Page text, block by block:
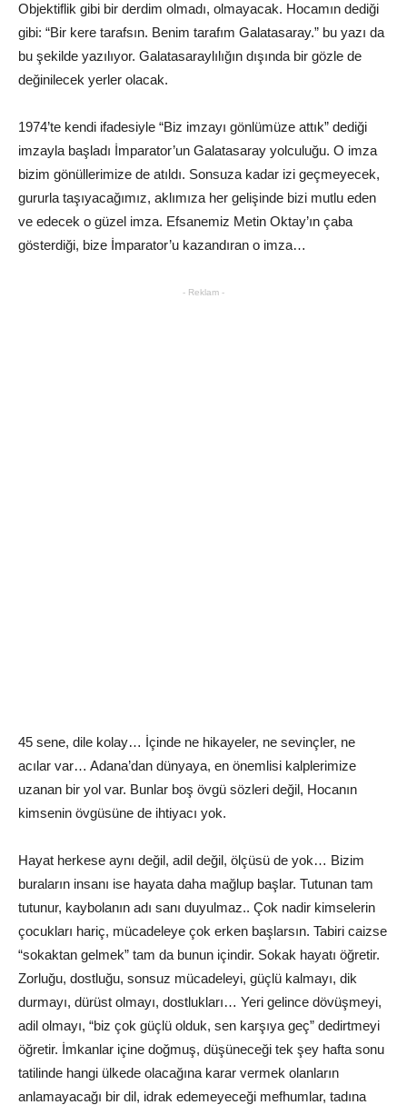
Objektiflik gibi bir derdim olmadı, olmayacak. Hocamın dediği
gibi: “Bir kere tarafsın. Benim tarafım Galatasaray.” bu yazı da
bu şekilde yazılıyor. Galatasaraylılığın dışında bir gözle de
değinilecek yerler olacak.
1974’te kendi ifadesiyle “Biz imzayı gönlümüze attık” dediği
imzayla başladı İmparator’un Galatasaray yolculuğu. O imza
bizim gönüllerimize de atıldı. Sonsuza kadar izi geçmeyecek,
gururla taşıyacağımız, aklımıza her gelişinde bizi mutlu eden
ve edecek o güzel imza. Efsanemiz Metin Oktay’ın çaba
gösterdiği, bize İmparator’u kazandıran o imza…
- Reklam -
45 sene, dile kolay… İçinde ne hikayeler, ne sevinçler, ne
acılar var… Adana’dan dünyaya, en önemlisi kalplerimize
uzanan bir yol var. Bunlar boş övgü sözleri değil, Hocanın
kimsenin övgüsüne de ihtiyacı yok.
Hayat herkese aynı değil, adil değil, ölçüsü de yok… Bizim
buraların insanı ise hayata daha mağlup başlar. Tutunan tam
tutunur, kaybolanın adı sanı duyulmaz.. Çok nadir kimselerin
çocukları hariç, mücadeleye çok erken başlarsın. Tabiri caizse
“sokaktan gelmek” tam da bunun içindir. Sokak hayatı öğretir.
Zorluğu, dostluğu, sonsuz mücadeleyi, güçlü kalmayı, dik
durmayı, dürüst olmayı, dostlukları… Yeri gelince dövüşmeyi,
adil olmayı, “biz çok güçlü olduk, sen karşıya geç” dedirtmeyi
öğretir. İmkanlar içine doğmuş, düşüneceği tek şey hafta sonu
tatilinde hangi ülkede olacağına karar vermek olanların
anlamayacağı bir dil, idrak edemeyeceği mefhumlar, tadına